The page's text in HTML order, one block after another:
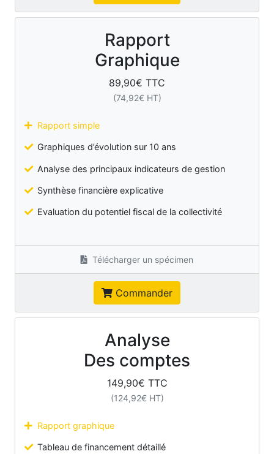
Rapport
Graphique
89,90€ TTC
(74,92€ HT)
Rapport simple
Graphiques d’évolution sur 10 ans
Analyse des principaux indicateurs de gestion
Synthèse financière explicative
Evaluation du potentiel fiscal de la collectivité
Télécharger un spécimen
Commander
Analyse
Des comptes
149,90€ TTC
(124,92€ HT)
Rapport graphique
Tableau de financement détaillé